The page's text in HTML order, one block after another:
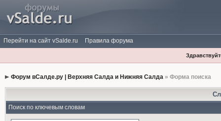
Перейти на сайт vSalde.ru Правила форума
Форум вСалде.ру | Верхняя Салда и Нижняя Салда» Форма поиска
Поиск по ключевым словам